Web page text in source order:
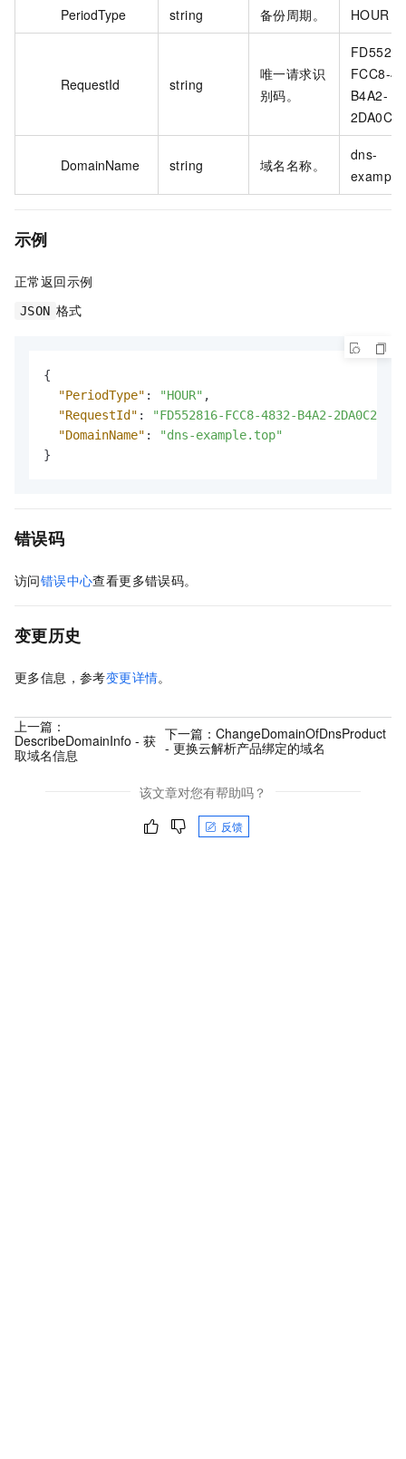
PeriodType string 备份周期。 HOUR
RequestId string
唯一请求识
别码。
FCC8-
B4A2-
DomainName string 域名名称。
dns-
示例
正常返回示例
JSON 格式
{
"PeriodType" : "HOUR" ,
"RequestId" :
"FD552816-FCC8-4832-B4A2-
"DomainName" :
"dns-example.top"
}
错误码
访问错误中心查看更多错误码。
变更历史
更多信息，参考变更详情。
上一篇：
DescribeDomainInfo - 获
取域名信息
下一篇： ChangeDomainOfDnsProduct
- 更换云解析产品绑定的域名
该文章对您有帮助吗？
反馈